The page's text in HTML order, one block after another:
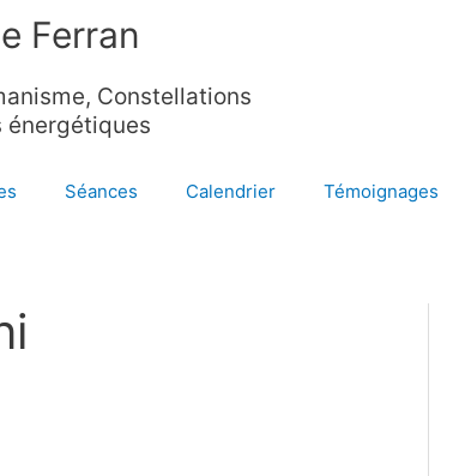
Ferran
Constellations
énergétiques
Séances Calendrier Témoignages